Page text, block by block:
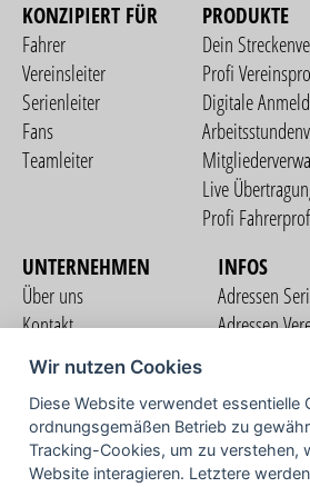
KONZIPIERT FÜR
Fahrer
Vereinsleiter
Serienleiter
Fans
Teamleiter
PRODUKTE
Dein
Profi
Digitale
Live
Profi
UNTERNEHMEN
Über uns
Kontakt
Nutzungsbedingungen
Datenschutzerklärung
Impressum
INFOS
Adressen
Adressen
Wir nutzen Cookies
Diese Website verwendet essentielle
ordnungsgemäßen Betrieb zu
Tracking-Cookies, um zu verstehen,
Website interagieren. Letztere